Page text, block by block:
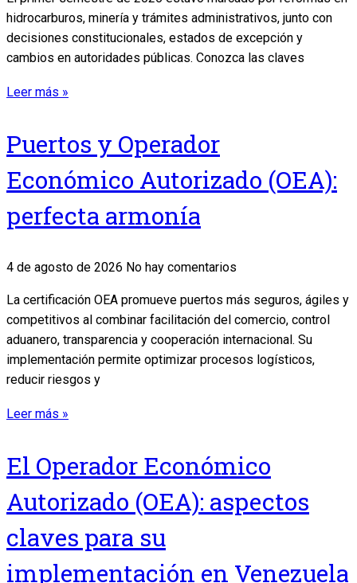
hidrocarburos, minería y trámites administrativos, junto con
decisiones constitucionales, estados de excepción y
cambios en autoridades públicas. Conozca las claves
Leer más »
Puertos y Operador
Económico Autorizado (OEA):
perfecta armonía
4 de agosto de 2026 No hay comentarios
La certificación OEA promueve puertos más seguros, ágiles y
competitivos al combinar facilitación del comercio, control
aduanero, transparencia y cooperación internacional. Su
implementación permite optimizar procesos logísticos,
reducir riesgos y
Leer más »
El Operador Económico
Autorizado (OEA): aspectos
claves para su
implementación en Venezuela